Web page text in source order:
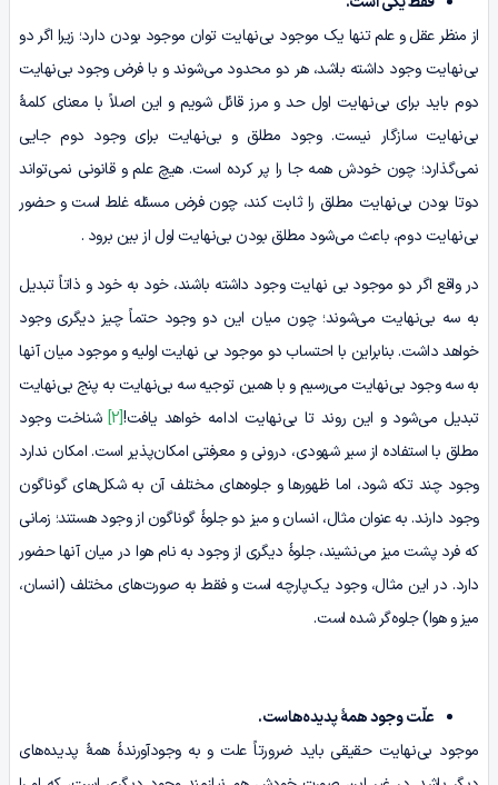
از منظر عقل و علم تنها یک موجود بی‌نهایت توان موجود بودن دارد؛ زیرا اگر دو
بی‌نهایت وجود داشته باشد، هر دو محدود می‌شوند و با فرض وجود بی‌نهایت
دوم باید برای بی‌نهایت اول حد و مرز قائل شویم و این اصلاً با معنای کلمۀ
بی‌نهایت سازگار نیست. وجود مطلق و بی‌نهایت برای وجود دوم جایی
نمی‌گذارد؛ چون خودش همه جا را پر کرده ‌است. هیچ علم و قانونی نمی‌تواند
دوتا بودن بی‌نهایت مطلق را ثابت کند، چون فرض مسئله غلط است و حضور
بی‌نهایت دوم، باعث می‌شود مطلق بودن بی‌نهایت اول از بین برود .
در واقع اگر دو موجود بی نهایت وجود داشته باشند، خود به خود و ذاتاً تبدیل
به سه بی‌نهایت می‌شوند؛ چون میان این دو وجود حتماً چیز دیگری وجود
خواهد داشت. بنابراین با احتساب دو موجود بی نهایت اولیه و موجود میان آنها
به سه وجود بی‌نهایت می‌رسیم و با همین توجیه سه بی‌نهایت به پنج بی‌نهایت
تبدیل می‌شود و این روند تا بی‌نهایت ادامه خواهد یافت![2] شناخت وجود
مطلق با استفاده از سیر شهودی، درونی و معرفتی امکان‌پذیر است. امکان ندارد
وجود چند تکه شود، اما ظهورها و جلوه‌های مختلف آن به شکل‌های گوناگون
وجود دارند. به عنوان مثال، انسان و میز دو جلوۀ گوناگون از وجود هستند؛ زمانی
که فرد پشت میز می‌نشیند، جلوۀ دیگری از وجود به نام هوا در میان آنها حضور
دارد. در این مثال، وجود یک‌پارچه است و فقط به صورت‌های مختلف (انسان،
میز و هوا) جلوه‌گر شده است.
علّت وجود همۀ پدیده‌هاست.
موجود بی‌نهایت حقیقی باید ضرورتاً علت و به وجودآورندۀ همۀ پدیده‌های